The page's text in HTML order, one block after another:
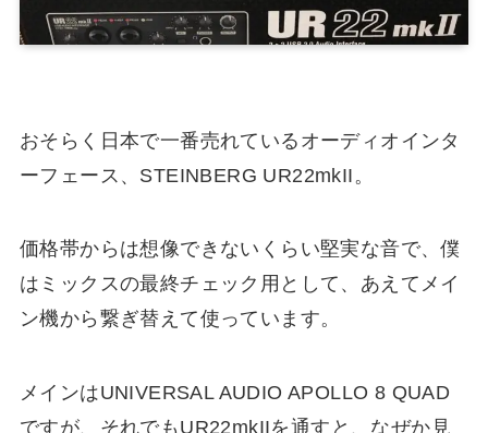
おそらく日本で一番売れているオーディオインタ
ーフェース、STEINBERG UR22mkII。
価格帯からは想像できないくらい堅実な音で、僕
はミックスの最終チェック用として、あえてメイ
ン機から繋ぎ替えて使っています。
メインはUNIVERSAL AUDIO APOLLO 8 QUAD
ですが、それでもUR22mkIIを通すと、なぜか見